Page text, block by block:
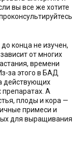
вы все же хотите
конца не изучен,
от многих
времени
за этого в БАД
действующих
препаратах. А
плоды и кора —
примеси и
для выращивания